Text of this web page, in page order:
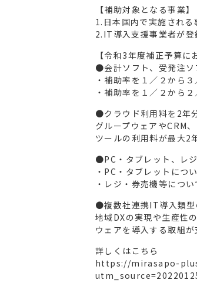
【補助対象となる事業】
1.日本国内で実施される
2.IT導入支援事業者が登
【令和3年度補正予算に
●会計ソフト、受発注ソ
・補助率を１／２から
・補助率を１／２から
●クラウド利用料を2年
グループウェアやCRM
ツールの利用料が最大2
●PC・タブレット、レ
・PC・タブレットにつ
・レジ・券売機等につ
●複数社連携IT導入類型
地域DXの実現や生産性
ウェアを導入する取組
詳しくはこちら
https://mirasapo-